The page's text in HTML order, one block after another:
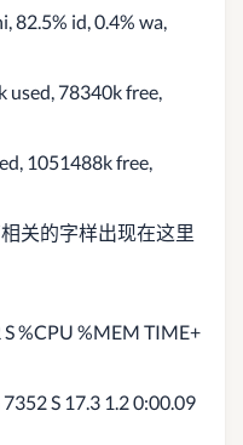
82.5% id, 0.4% wa,
78340k free,
1051488k free,
关的字样出现在这里
S %CPU %MEM TIME+
S 17.3 1.2 0:00.09